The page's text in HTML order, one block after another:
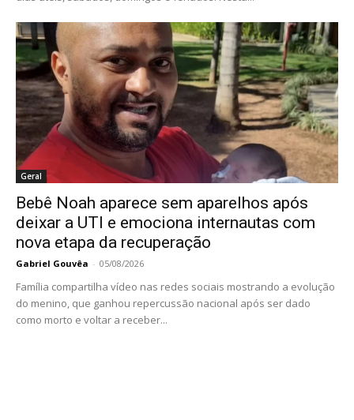
Geral
Bebê Noah aparece sem aparelhos após
deixar a UTI e emociona internautas com
nova etapa da recuperação
Gabriel Gouvêa - 05/08/2026
Família compartilha vídeo nas redes sociais mostrando a evolução
do menino, que ganhou repercussão nacional após ser dado
como morto e voltar a receber...